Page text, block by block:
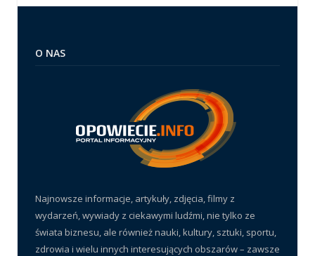
O NAS
Najnowsze informacje, artykuły, zdjęcia, filmy z
wydarzeń, wywiady z ciekawymi ludźmi, nie tylko ze
świata biznesu, ale również nauki, kultury, sztuki, sportu,
zdrowia i wielu innych interesujących obszarów – zawsze